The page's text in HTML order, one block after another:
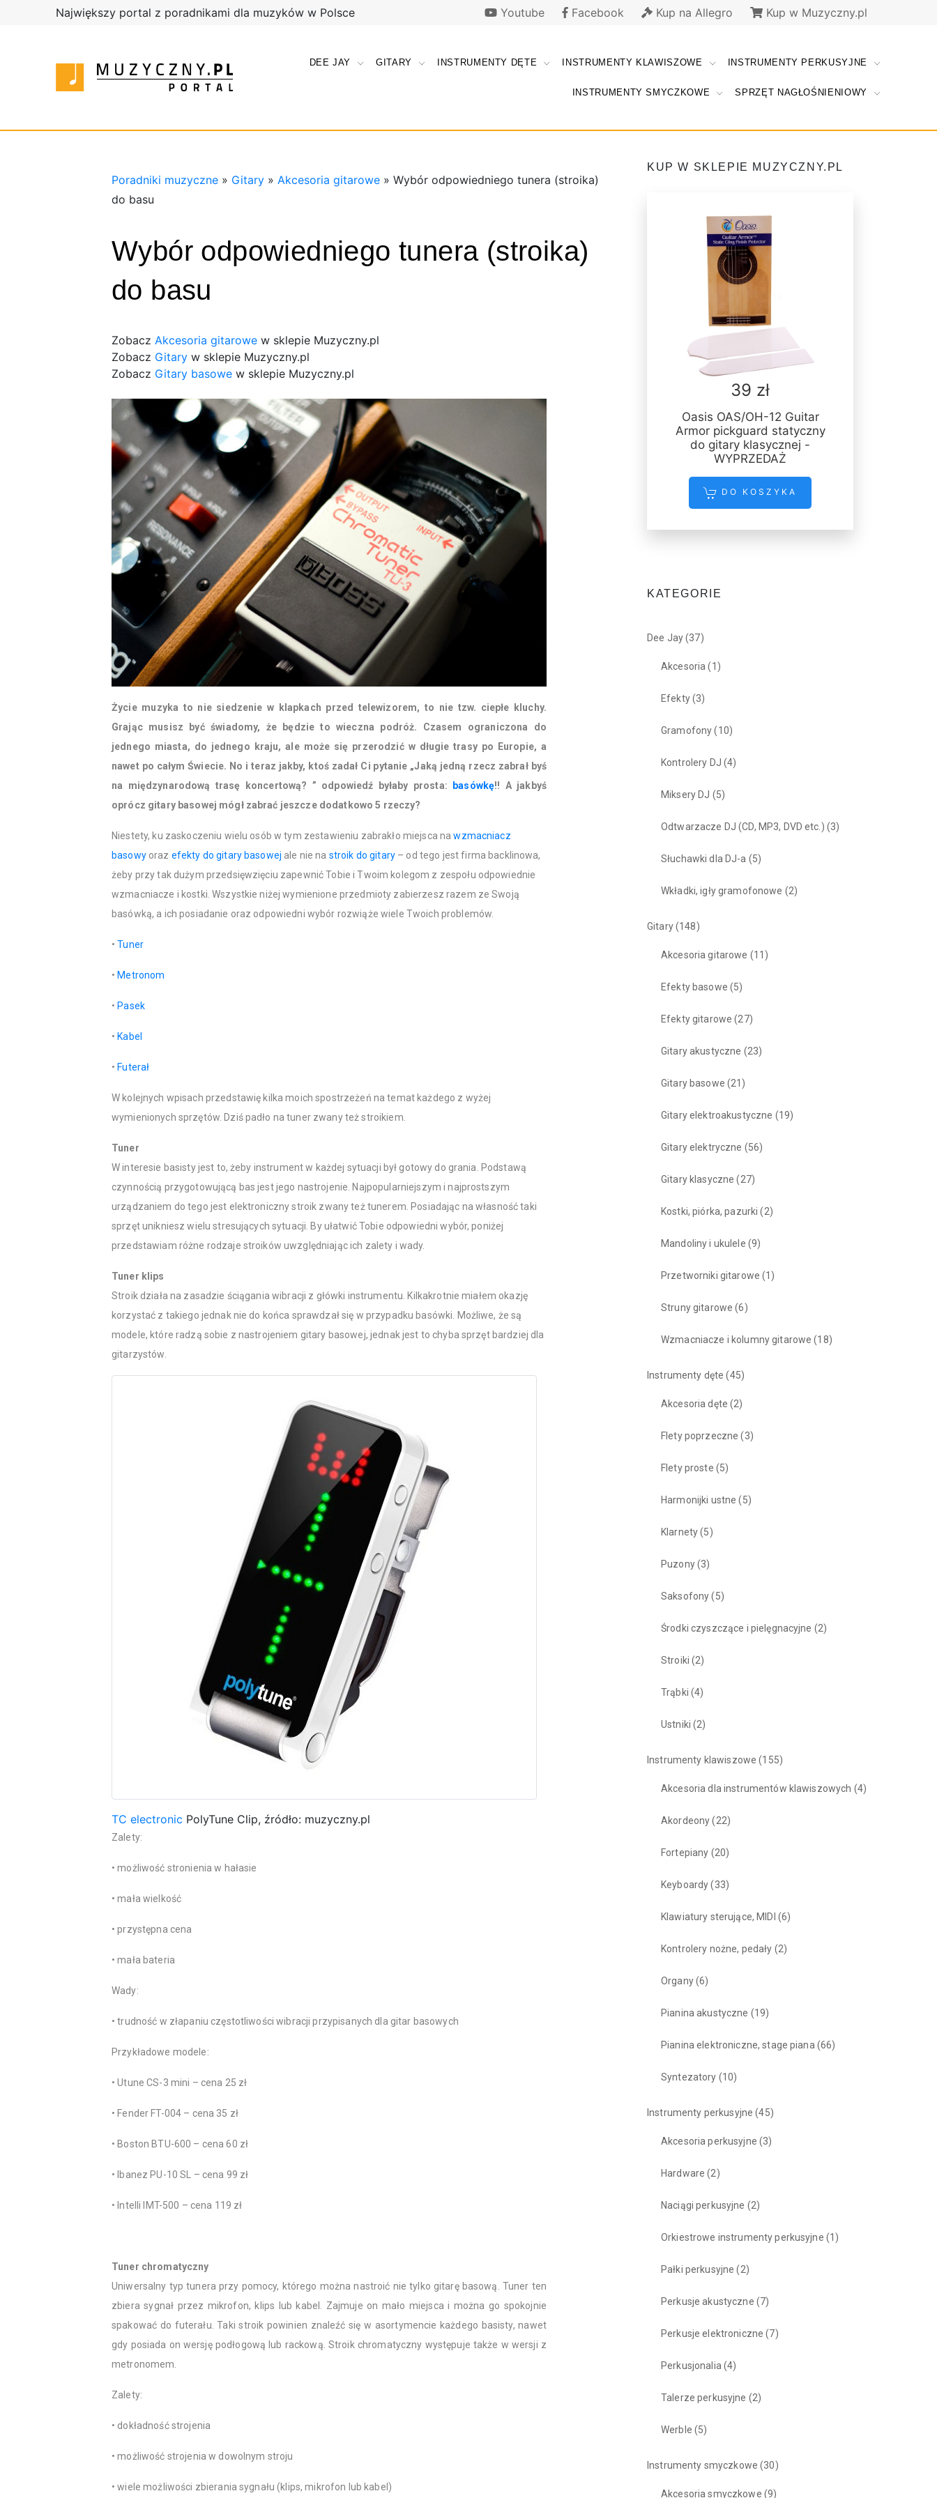
Największy portal z poradnikami dla muzyków w Polsce Youtube Facebook Kup na Allegro Kup w Muzyczny.pl
Muzyczny.pl
Sklep
DEE JAY GITARY INSTRUMENTY DĘTE INSTRUMENTY KLAWISZOWE INSTRUMENTY PERKUSYJNE
INSTRUMENTY SMYCZKOWE SPRZĘT NAGŁOŚNIENIOWY
Poradniki muzyczne » Gitary » Akcesoria gitarowe » Wybór odpowiedniego tunera (stroika)
do basu
Wybór odpowiedniego tunera (stroika)
do basu
Zobacz Akcesoria gitarowe w sklepie Muzyczny.pl
Zobacz Gitary w sklepie Muzyczny.pl
Zobacz Gitary basowe w sklepie Muzyczny.pl
Życie muzyka to nie siedzenie w klapkach przed telewizorem, to nie tzw. ciepłe kluchy.
Grając musisz być świadomy, że będzie to wieczna podróż. Czasem ograniczona do
jednego miasta, do jednego kraju, ale może się przerodzić w długie trasy po Europie, a
nawet po całym Świecie. No i teraz jakby, ktoś zadał Ci pytanie „Jaką jedną rzecz zabrał byś
na międzynarodową trasę koncertową? ” odpowiedź byłaby prosta:
basówkę!! A jakbyś
oprócz gitary basowej mógł zabrać jeszcze dodatkowo 5 rzeczy?
Niestety, ku zaskoczeniu wielu osób w tym zestawieniu zabrakło miejsca nawzmacniacz
basowyoraz efekty do gitary basowej ale nie na stroik do gitary – od tego jest firma backlinowa,
żeby przy tak dużym przedsięwzięciu zapewnić Tobie i Twoim kolegom z zespołu odpowiednie
wzmacniacze i kostki. Wszystkie niżej wymienione przedmioty zabierzesz razem ze Swoją
basówką, a ich posiadanie oraz odpowiedni wybór rozwiąże wiele Twoich problemów.
•Tuner
• Metronom
• Pasek
• Kabel
• Futerał
W kolejnych wpisach przedstawię kilka moich spostrzeżeń na temat każdego z wyżej
wymienionych sprzętów. Dziś padło na tuner zwany też stroikiem.
Tuner
W interesie basisty jest to, żeby instrument w każdej sytuacji był gotowy do grania. Podstawą
czynnością przygotowującą bas jest jego nastrojenie. Najpopularniejszym i najprostszym
urządzaniem do tego jest elektroniczny stroik zwany też tunerem. Posiadając na własność taki
sprzęt unikniesz wielu stresujących sytuacji. By ułatwić Tobie odpowiedni wybór, poniżej
przedstawiam różne rodzaje stroików uwzględniając ich zalety i wady.
Tuner klips
Stroik działa na zasadzie ściągania wibracji z główki instrumentu. Kilkakrotnie miałem okazję
korzystać z takiego jednak nie do końca sprawdzał się w przypadku basówki. Możliwe, że są
modele, które radzą sobie z nastrojeniem gitary basowej, jednak jest to chyba sprzęt bardziej dla
gitarzystów.
TC electronic PolyTune Clip, źródło: muzyczny.pl
Zalety:
• możliwość stronienia w hałasie
• mała wielkość
• przystępna cena
• mała bateria
Wady:
• trudność w złapaniu częstotliwości wibracji przypisanych dla gitar basowych
Przykładowe modele:
• Utune CS-3 mini – cena 25 zł
• Fender FT-004 – cena 35 zł
• Boston BTU-600 – cena 60 zł
• Ibanez PU-10 SL – cena 99 zł
• Intelli IMT-500 – cena 119 zł
Tuner chromatyczny
Uniwersalny typ tunera przy pomocy, którego można nastroić nie tylko gitarę basową. Tuner ten
zbiera sygnał przez mikrofon, klips lub kabel. Zajmuje on mało miejsca i można go spokojnie
spakować do futerału. Taki stroik powinien znaleźć się w asortymencie każdego basisty, nawet
gdy posiada on wersję podłogową lub rackową. Stroik chromatyczny występuje także w wersji z
metronomem.
Zalety:
• dokładność strojenia
• możliwość strojenia w dowolnym stroju
• wiele możliwości zbierania sygnału (klips, mikrofon lub kabel)
KUP W SKLEPIE MUZYCZNY.PL
39 zł
Oasis OAS/OH-12 Guitar
Armor pickguard statyczny
do gitary klasycznej -
WYPRZEDAŻ
DO KOSZYKA
KATEGORIE
Dee Jay(37)
Akcesoria (1)
Efekty(3)
Gramofony(10)
Kontrolery DJ (4)
Miksery DJ (5)
Odtwarzacze DJ (CD, MP3, DVD etc.) (3)
Słuchawki dla DJ-a (5)
Wkładki, igły gramofonowe (2)
Gitary(148)
Akcesoria gitarowe (11)
Efekty basowe (5)
Efekty gitarowe (27)
Gitary akustyczne (23)
Gitary basowe (21)
Gitary elektroakustyczne (19)
Gitary elektryczne (56)
Gitary klasyczne (27)
Kostki, piórka, pazurki (2)
Mandoliny i ukulele (9)
Przetworniki gitarowe (1)
Struny gitarowe (6)
Wzmacniacze i kolumny gitarowe (18)
Instrumenty dęte (45)
Akcesoria dęte (2)
Flety poprzeczne (3)
Flety proste (5)
Harmonijki ustne (5)
Klarnety(5)
Puzony(3)
Saksofony(5)
Środki czyszczące i pielęgnacyjne (2)
Stroiki (2)
Trąbki (4)
Ustniki (2)
Instrumenty klawiszowe (155)
Akcesoria dla instrumentów klawiszowych (4)
Akordeony(22)
Fortepiany (20)
Keyboardy(33)
Klawiatury sterujące, MIDI (6)
Kontrolery nożne, pedały (2)
Organy(6)
Pianina akustyczne (19)
Pianina elektroniczne, stage piana (66)
Syntezatory (10)
Instrumenty perkusyjne (45)
Akcesoria perkusyjne (3)
Hardware (2)
Naciągi perkusyjne (2)
Orkiestrowe instrumenty perkusyjne (1)
Pałki perkusyjne (2)
Perkusje akustyczne (7)
Perkusje elektroniczne (7)
Perkusjonalia (4)
Talerze perkusyjne (2)
Werble (5)
Instrumenty smyczkowe (30)
Akcesoria smyczkowe (9)